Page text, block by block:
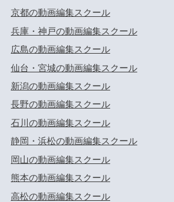
京都の動画編集スクール
兵庫・神戸の動画編集スクール
広島の動画編集スクール
仙台・宮城の動画編集スクール
新潟の動画編集スクール
長野の動画編集スクール
石川の動画編集スクール
静岡・浜松の動画編集スクール
岡山の動画編集スクール
熊本の動画編集スクール
高松の動画編集スクール